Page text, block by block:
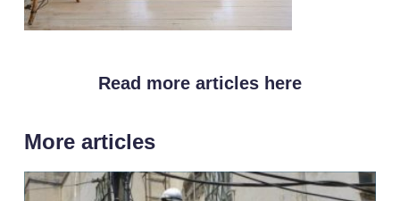
Read more articles here
More articles